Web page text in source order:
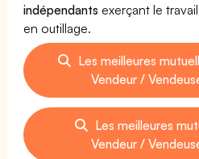
indépendants exerçant le
en outillage.
Les meilleures
Vendeur /
Les meilleures
Vendeur /